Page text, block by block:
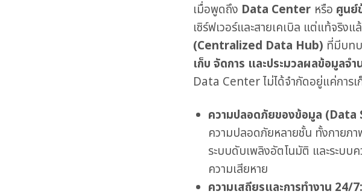
เมื่อพูดถึง Data Center หรือ ศูนย์
เซิร์ฟเวอร์และสายเคเบิล แต่แท้จริ
(Centralized Data Hub) ที่มีบท
เก็บ จัดการ และประมวลผลข้อมูลจ
Data Center ไม่ได้จำกัดอยู่แค่การ
ความปลอดภัยของข้อมูล
ความปลอดภัยหลายชั้น ทั้งกายภา
ระบบดับเพลิงอัตโนมัติ และระบ
ความเสียหาย
ความเสถียรและการทำงาน 24/7: